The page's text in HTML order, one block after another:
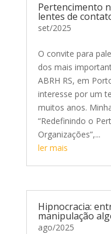
Pertencimento
lentes de
set/2025
O convite para
dos mais
ABRH RS, em
interesse por um
muitos anos.
“Redefinindo o
Organizações”,...
ler mais
Hipnocracia:
manipulação
ago/2025